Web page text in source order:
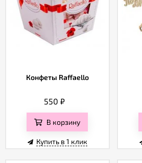
Конфеты Raffaello
550 ₽
В корзину
Купить в 1 клик